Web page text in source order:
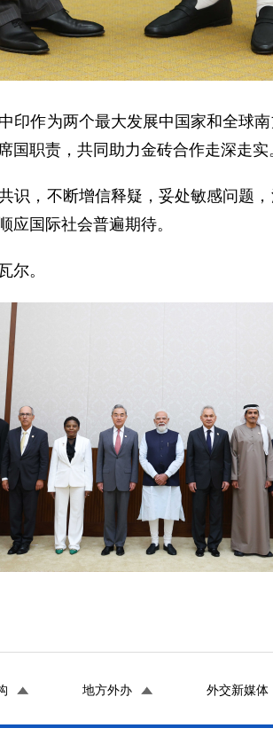
印作为两个最大发展中国家和全球
职责，共同助力金砖合作走深走实
识，不断增信释疑，妥处敏感问题
应国际社会普遍期待。
尔。
地方外办 外交新媒体